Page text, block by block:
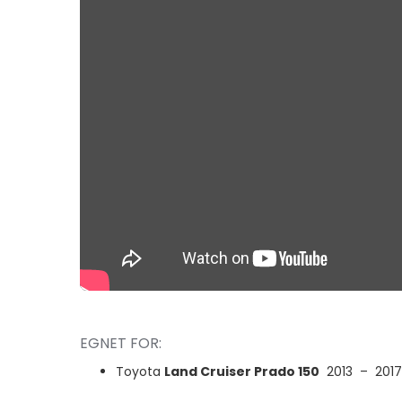
EGNET FOR:
Toyota Land Cruiser Prado 150 2013 – 2017